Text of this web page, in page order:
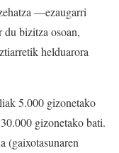
—ezaugarri
bizitza osoan,
helduarora
5.000 gizonetako
gizonetako bati.
(gaixotasunaren